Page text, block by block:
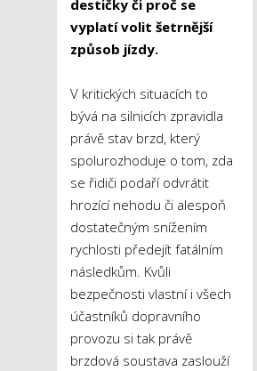
destičky či proč se
vyplatí volit šetrnější
způsob jízdy.
V kritických situacích to
bývá na silnicích zpravidla
právě stav brzd, který
spolurozhoduje o tom, zda
se řidiči podaří odvrátit
hrozící nehodu či alespoň
dostatečným snížením
rychlosti předejít fatálním
následkům. Kvůli
bezpečnosti vlastní i všech
účastníků dopravního
provozu si tak právě
brzdová soustava zaslouží